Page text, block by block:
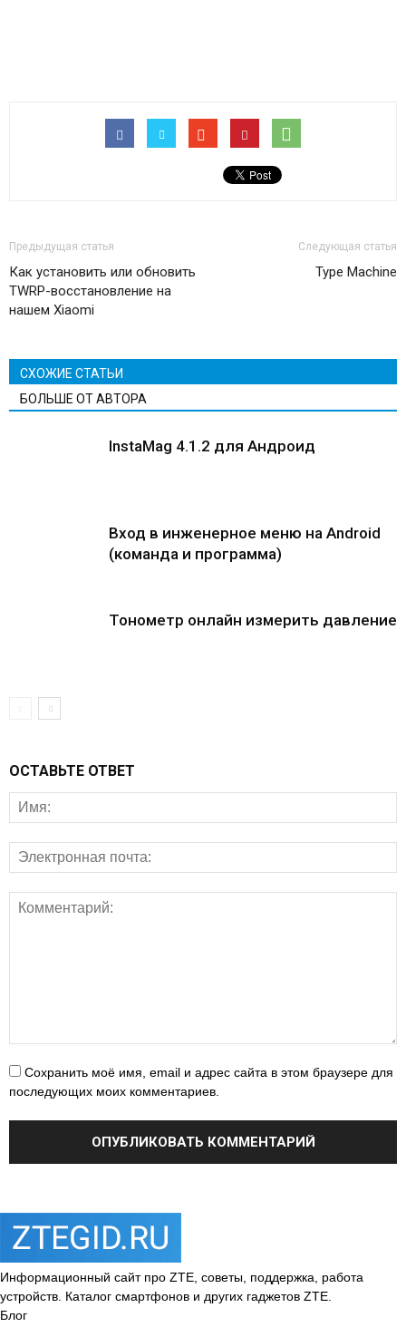
Предыдущая статья
Как установить или обновить
TWRP-восстановление на
нашем Xiaomi
Следующая статья
Type Machine
СХОЖИЕ СТАТЬИ
БОЛЬШЕ ОТ АВТОРА
InstaMag 4.1.2 для Андроид
Вход в инженерное меню на Android
(команда и программа)
Тонометр онлайн измерить давление
ОСТАВЬТЕ ОТВЕТ
Сохранить моё имя, email и адрес сайта в этом браузере для
последующих моих комментариев.
Информационный сайт про ZTE, советы, поддержка, работа
устройств. Каталог смартфонов и других гаджетов ZTE.
Блог